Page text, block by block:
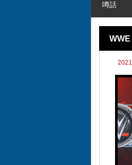
噂話